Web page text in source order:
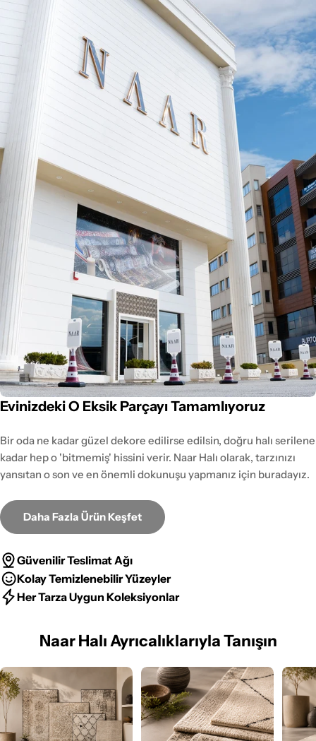
Evinizdeki O Eksik Parçayı Tamamlıyoruz
Bir oda ne kadar güzel dekore edilirse edilsin, doğru halı serilene
kadar hep o 'bitmemiş' hissini verir. Naar Halı olarak, tarzınızı
yansıtan o son ve en önemli dokunuşu yapmanız için buradayız.
Daha Fazla Ürün Keşfet
Güvenilir Teslimat Ağı
Kolay Temizlenebilir Yüzeyler
Her Tarza Uygun Koleksiyonlar
Naar Halı Ayrıcalıklarıyla Tanışın